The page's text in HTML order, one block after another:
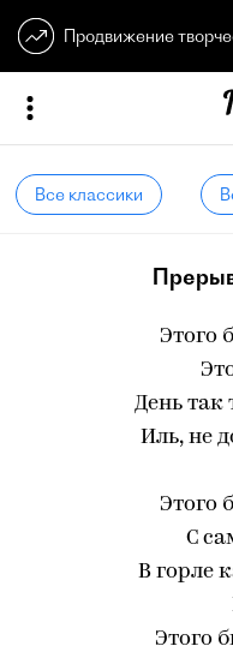
Продвижение
Все классики
Этого
День так
Иль, не
Этого
С
В горле
Этого